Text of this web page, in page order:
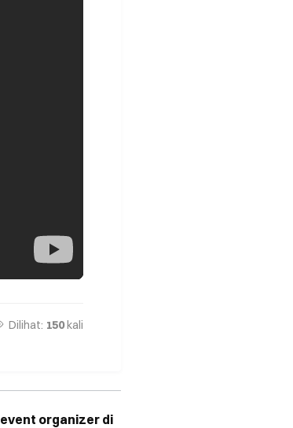
Dilihat: 150kali
event organizer di